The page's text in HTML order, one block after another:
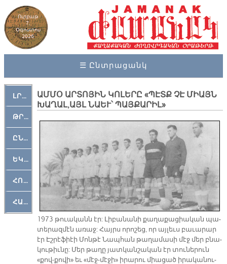
Ուրբաթ
7,
Օգոստոս
2026
☰ Ընտրացանկ
ԼՐԱՀՈՍ
ԹՐՔԱՀԱՅ ԿԵԱՆՔ
ԸՆԿԵՐԱՄՇԱԿՈՒԹԱՅԻՆ
ԵԿԵՂԵՑԱԿԱՆ
ՀՈԳԵՄՏԱՒՈՐ
ՀԱՐԹԱԿ
ԱՄ­ՄՕ ԱՐ­ՏՈ­ՅԻՆ ԿՈ­ԼԵ­ՐԸ «ՊԷՏՔ ՉԷ ՄԻԱՅՆ
ԽԱ­ՂԱԼ, ԱՅԼ ՆԱԵՒ՝ ՊԱՅ­ՔԱ­ՐԻ­Լ»
1973 թուա­կանն էր: Լի­բա­նա­նի քա­ղա­քա­ցիա­կան պա­
տե­րազ­մէն ա­ռաջ: Հայրս ո­րո­շեց, որ այ­լեւս բա­ւա­րար
էր Էշ­րէֆիէի Մոն­թէ Նապ­հան թա­ղա­մա­սի մէջ մեր բնա­
կու­թիւ­նը: Մեր թա­ղը յատ­կան­շա­կան էր տու­նե­րուն
«քով-քո­վի» եւ «մէջ-մէ­ջի» ի­րա­րու միա­ցած ի­րա­կա­նու­